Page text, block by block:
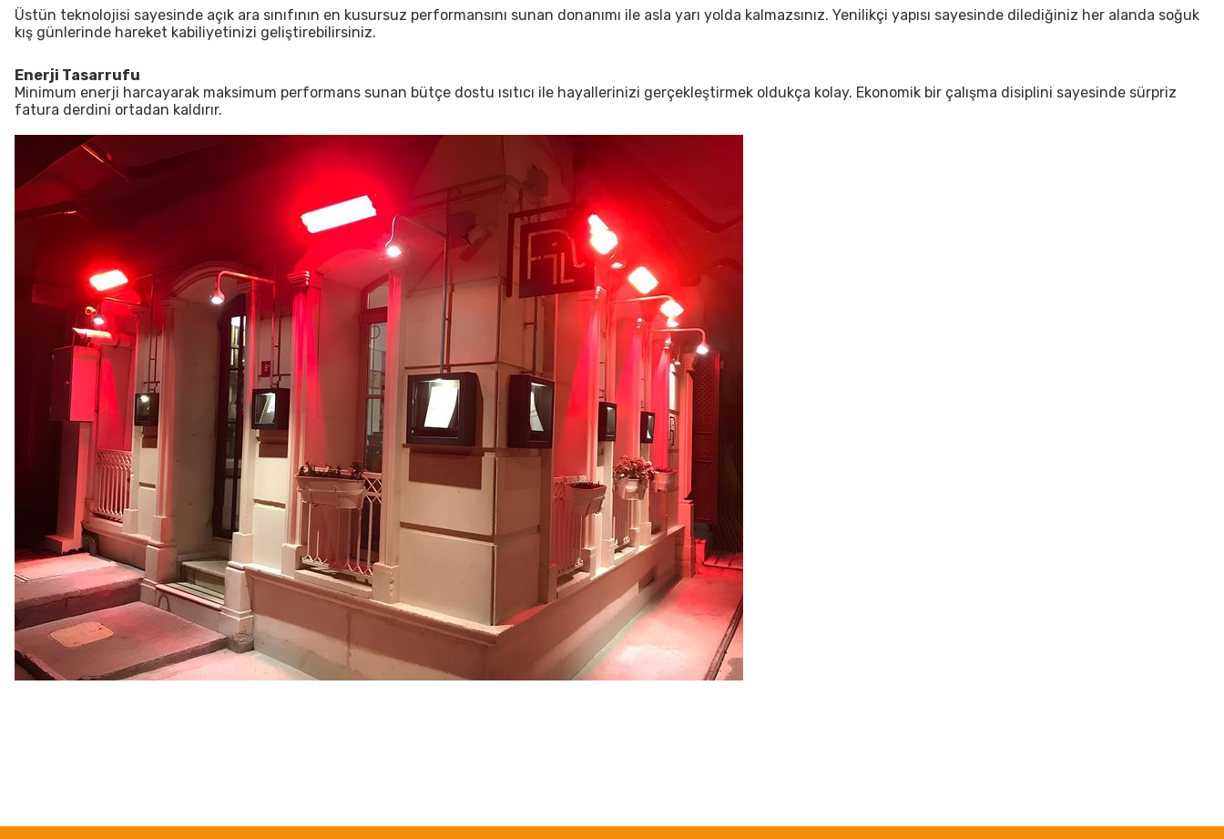
Üstün teknolojisi sayesinde açık ara sınıfının en kusursuz performansını sunan donanımı ile asla yarı yolda kalmazsınız. Yenilikçi yapısı sayesinde dilediğiniz her alanda soğuk
kış günlerinde hareket kabiliyetinizi geliştirebilirsiniz.
Enerji Tasarrufu
Minimum enerji harcayarak maksimum performans sunan bütçe dostu ısıtıcı ile hayallerinizi gerçekleştirmek oldukça kolay. Ekonomik bir çalışma disiplini sayesinde sürpriz
fatura derdini ortadan kaldırır.
Ürün bilgilerinde hatalar bulunuyor.